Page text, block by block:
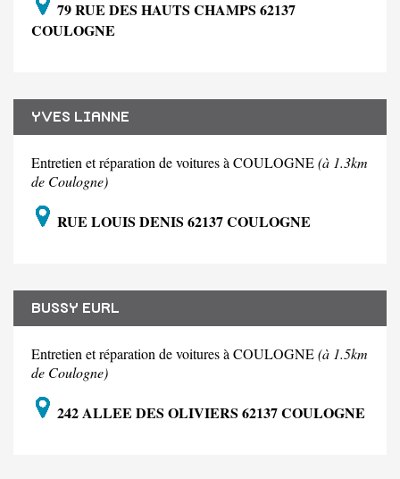
79 RUE DES HAUTS CHAMPS 62137
COULOGNE
YVES LIANNE
Entretien et réparation de voitures à COULOGNE(à 1.3km
de Coulogne)
RUE LOUIS DENIS 62137 COULOGNE
BUSSY EURL
Entretien et réparation de voitures à COULOGNE(à 1.5km
de Coulogne)
242 ALLEE DES OLIVIERS 62137 COULOGNE